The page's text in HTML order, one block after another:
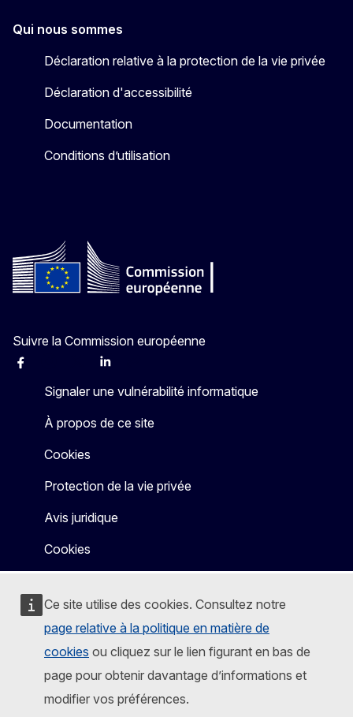
Ce site utilise des cookies. Consultez notre
page relative à la politique en matière de
cookies ou cliquez sur le lien figurant en bas de
page pour obtenir davantage d’informations et
modifier vos préférences.
Qui nous sommes
Déclaration relative à la protection de la vie privée
Déclaration d'accessibilité
Documentation
Conditions d’utilisation
Suivre la Commission européenne
Facebook Linkedin
Signaler une vulnérabilité informatique
À propos de ce site
Cookies
Protection de la vie privée
Avis juridique
Cookies